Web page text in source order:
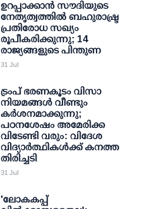
ഉറപ്പാക്കാന്‍ സൗദിയുടെ
നേതൃത്വത്തില്‍ ബഹുരാഷ്ട്ര
പ്രതിരോധ സഖ്യം
രൂപീകരിക്കുന്നു; 14
രാജ്യങ്ങളുടെ പിന്തുണ
31 Jul
ട്രംപ് ഭരണകൂടം വിസാ
നിയമങ്ങള്‍ വീണ്ടും
കര്‍ശനമാക്കുന്നു;
പഠനശേഷം അമേരിക്ക
വിടേണ്ടി വരും: വിദേശ
വിദ്യാര്‍ത്ഥികള്‍ക്ക് കനത്ത
തിരിച്ചടി
31 Jul
'ലോകകപ്പ്